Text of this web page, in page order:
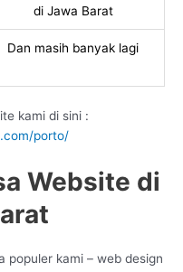
di Jawa Barat
Dan masih banyak lagi
kami di sini :
porto/
Website di
populer kami – web design